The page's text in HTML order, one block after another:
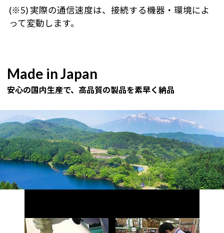
(※5) 実際の通信速度は、接続する機器・環境によ
って変動します。
Made in Japan
安心の国内生産で、高品質の製品を素早く納品